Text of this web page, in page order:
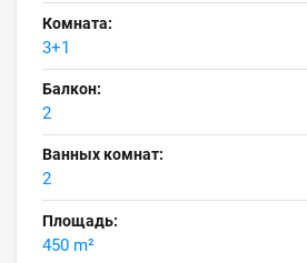
Комната:
3+1
Балкон:
2
Ванных комнат:
2
Площадь:
450 m²